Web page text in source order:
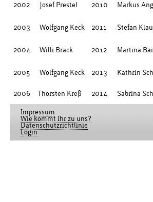
2002 Josef Prestel 2010 Markus
2003 Wolfgang Keck 2011 Stefan
2004 Willi Brack 2012 Martina
2005 Wolfgang Keck 2013 Kathrin
2006 Thorsten Kreß 2014 Sabrina
Impressum
Wie kommt Ihr zu uns?
Datenschutzrichtlinie
Login